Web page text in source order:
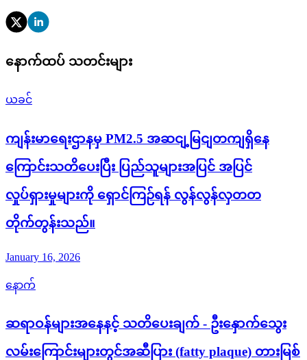
နောက်ထပ် သတင်းများ
ယခင်
ကျန်းမာရေးဌာနမှ PM2.5 အဆငျ့မြငျတကျရှိနေ
ကြောင်းသတိပေးပြီး ပြည်သူများအပြင် အပြင်
လှုပ်ရှားမှုများကို ရှောင်ကြဉ်ရန် လွန်လွန်လှတတ
တိုက်တွန်းသည်။
January 16, 2026
နောက်
ဆရာဝန်များအနေနင့် သတိပေးချက် - ဦးနှောက်သွေး
လမ်းကြောင်းများတွင်အဆီပြား (fatty plaque) တားမြစ်